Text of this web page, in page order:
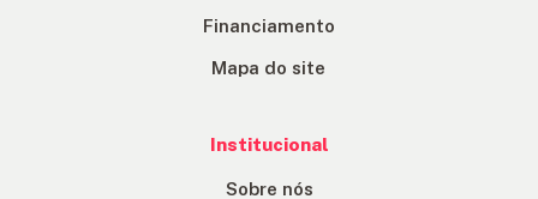
Financiamento
Mapa do site
Institucional
Sobre nós